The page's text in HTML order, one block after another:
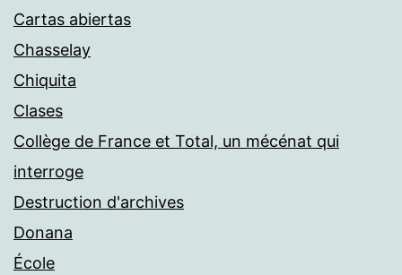
Cartas abiertas
Chasselay
Chiquita
Clases
Collège de France et Total, un mécénat qui
interroge
Destruction d'archives
Donana
École